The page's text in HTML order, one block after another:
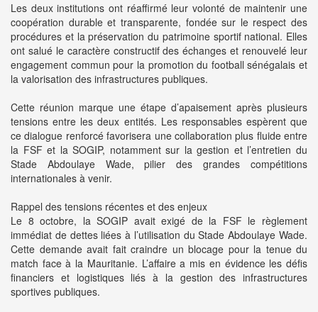
Les deux institutions ont réaffirmé leur volonté de maintenir une
coopération durable et transparente, fondée sur le respect des
procédures et la préservation du patrimoine sportif national. Elles
ont salué le caractère constructif des échanges et renouvelé leur
engagement commun pour la promotion du football sénégalais et
la valorisation des infrastructures publiques.
Cette réunion marque une étape d’apaisement après plusieurs
tensions entre les deux entités. Les responsables espèrent que
ce dialogue renforcé favorisera une collaboration plus fluide entre
la FSF et la SOGIP, notamment sur la gestion et l’entretien du
Stade Abdoulaye Wade, pilier des grandes compétitions
internationales à venir.
Rappel des tensions récentes et des enjeux
Le 8 octobre, la SOGIP avait exigé de la FSF le règlement
immédiat de dettes liées à l’utilisation du Stade Abdoulaye Wade.
Cette demande avait fait craindre un blocage pour la tenue du
match face à la Mauritanie. L’affaire a mis en évidence les défis
financiers et logistiques liés à la gestion des infrastructures
sportives publiques.